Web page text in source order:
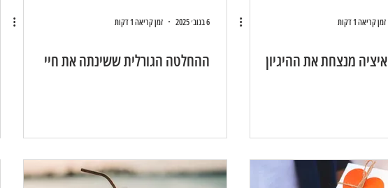
זמן קריאה 1 דקות
מנצחת את ההיגיון
6 בנוב׳ 2025 זמן קריאה 1 דקות
ההחלטה הגורלית ששינתה את חיי